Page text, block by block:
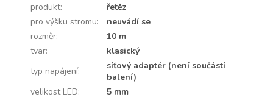
produkt:
řetěz
pro výšku stromu:
neuvádí se
rozměr:
10 m
tvar:
klasický
typ napájení:
síťový adaptér (není součástí
balení)
velikost LED:
5 mm